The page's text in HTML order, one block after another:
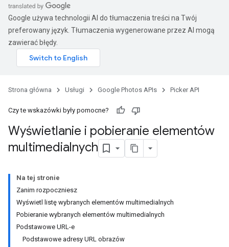
Google używa technologii AI do tłumaczenia treści na Twój
preferowany język. Tłumaczenia wygenerowane przez AI mogą
zawierać błędy.
Strona główna Usługi Google Photos APIs Picker API
Czy te wskazówki były pomocne?
Wyświetlanie i pobieranie elementów
multimedialnych
Na tej stronie
Zanim rozpoczniesz
Wyświetl listę wybranych elementów multimedialnych
Pobieranie wybranych elementów multimedialnych
Podstawowe URL-e
Podstawowe adresy URL obrazów